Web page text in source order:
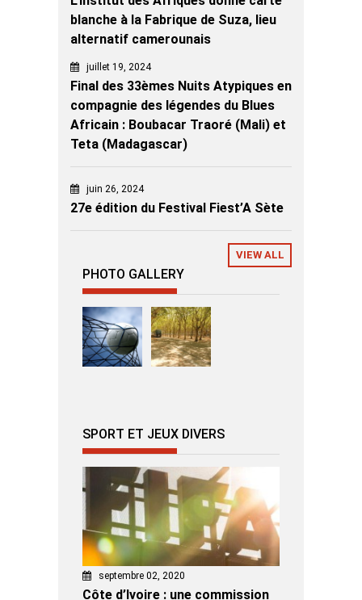
blanche à la Fabrique de Suza, lieu
alternatif camerounais
juillet 19, 2024
Final des 33èmes Nuits Atypiques en
compagnie des légendes du Blues
Africain : Boubacar Traoré (Mali) et
Teta (Madagascar)
juin 26, 2024
27e édition du Festival Fiest’A Sète
VIEW ALL
PHOTO GALLERY
SPORT ET JEUX DIVERS
septembre 02, 2020
Côte d’Ivoire : une commission